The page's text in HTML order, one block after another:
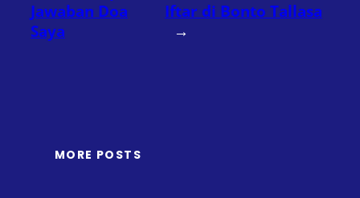
Jawaban Doa
Saya
Iftar di Bonto Tallasa
→
MORE POSTS